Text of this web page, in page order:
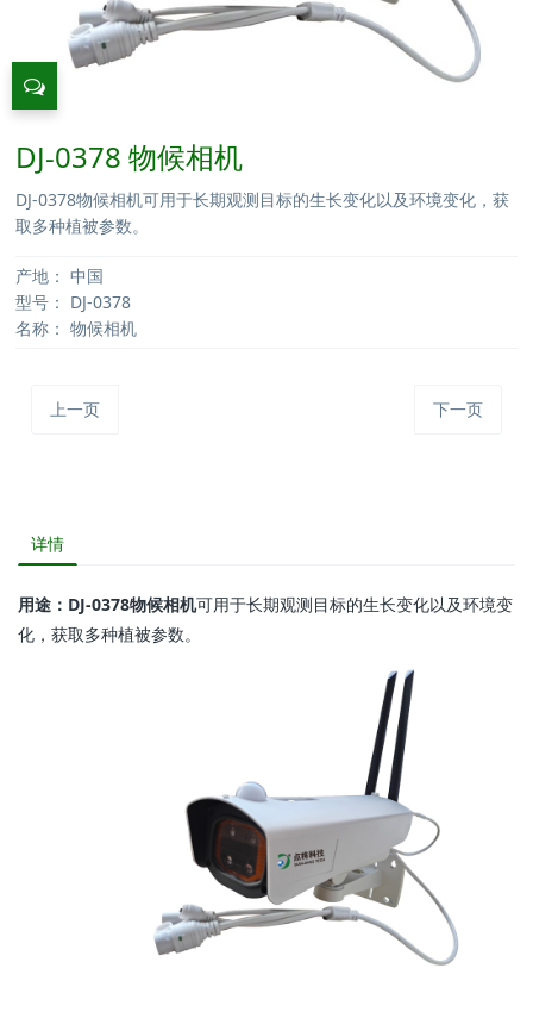
DJ-0378 物候相机
DJ-0378物候相机可用于长期观测目标的生长变化以及环境变化，获
取多种植被参数。
产地： 中国
型号： DJ-0378
名称： 物候相机
上一页 下一页
详情
用途：DJ-0378物候相机可用于长期观测目标的生长变化以及环境变
化，获取多种植被参数。